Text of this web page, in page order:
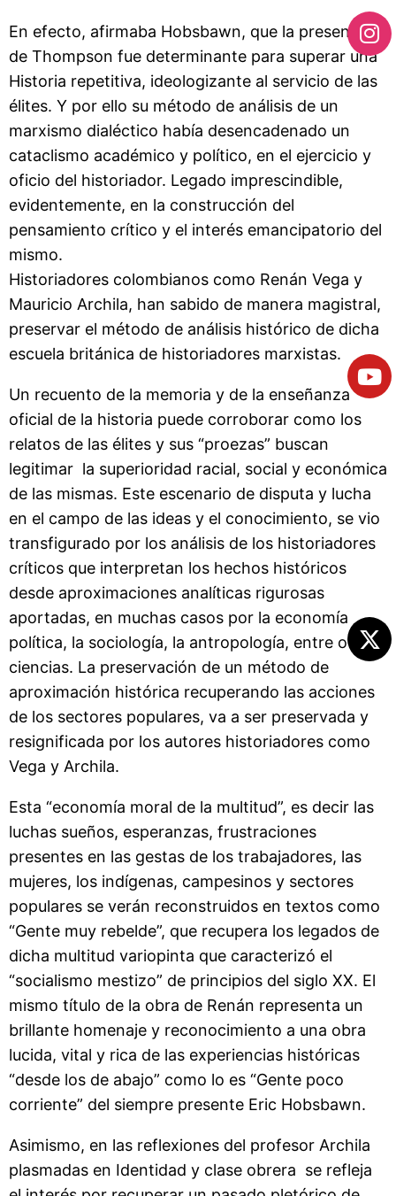
En efecto, afirmaba Hobsbawn, que la presencia
de Thompson fue determinante para superar una
Historia repetitiva, ideologizante al servicio de las
élites. Y por ello su método de análisis de un
marxismo dialéctico había desencadenado un
cataclismo académico y político, en el ejercicio y
oficio del historiador. Legado imprescindible,
evidentemente, en la construcción del
pensamiento crítico y el interés emancipatorio del
mismo.
Historiadores colombianos como Renán Vega y
Mauricio Archila, han sabido de manera magistral,
preservar el método de análisis histórico de dicha
escuela británica de historiadores marxistas.
Un recuento de la memoria y de la enseñanza
oficial de la historia puede corroborar como los
relatos de las élites y sus “proezas” buscan
legitimar la superioridad racial, social y económica
de las mismas. Este escenario de disputa y lucha
en el campo de las ideas y el conocimiento, se vio
transfigurado por los análisis de los historiadores
críticos que interpretan los hechos históricos
desde aproximaciones analíticas rigurosas
aportadas, en muchas casos por la economía
política, la sociología, la antropología, entre otras
ciencias. La preservación de un método de
aproximación histórica recuperando las acciones
de los sectores populares, va a ser preservada y
resignificada por los autores historiadores como
Vega y Archila.
Esta “economía moral de la multitud”, es decir las
luchas sueños, esperanzas, frustraciones
presentes en las gestas de los trabajadores, las
mujeres, los indígenas, campesinos y sectores
populares se verán reconstruidos en textos como
“Gente muy rebelde”, que recupera los legados de
dicha multitud variopinta que caracterizó el
“socialismo mestizo” de principios del siglo XX. El
mismo título de la obra de Renán representa un
brillante homenaje y reconocimiento a una obra
lucida, vital y rica de las experiencias históricas
“desde los de abajo” como lo es “Gente poco
corriente” del siempre presente Eric Hobsbawn.
Asimismo, en las reflexiones del profesor Archila
plasmadas en Identidad y clase obrera se refleja